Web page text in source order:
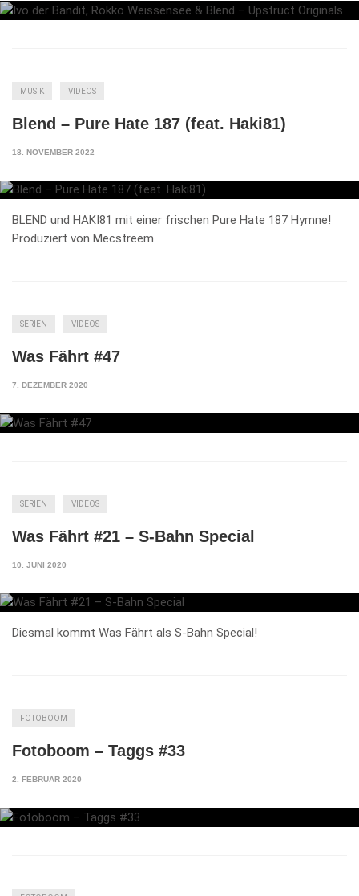
MUSIK VIDEOS
Blend – Pure Hate 187 (feat. Haki81)
18. NOVEMBER 2022
BLEND und HAKI81 mit einer frischen Pure Hate 187 Hymne!
Produziert von Mecstreem.
SERIEN VIDEOS
Was Fährt #47
7. DEZEMBER 2020
SERIEN VIDEOS
Was Fährt #21 – S-Bahn Special
10. JUNI 2020
Diesmal kommt Was Fährt als S-Bahn Special!
FOTOBOOM
Fotoboom – Taggs #33
2. FEBRUAR 2020